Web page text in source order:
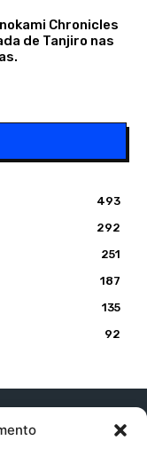
Chronicles
de Tanjiro nas
493
292
251
187
135
92